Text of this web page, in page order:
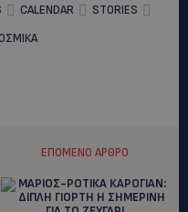
CALENDAR
STORIES
ΕΠΌΜΕΝΟ ΆΡΘΡΟ